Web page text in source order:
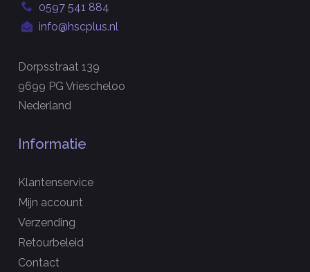
0597 541 884
info@hscplus.nl
Dorpsstraat 139
9699 PG Vriescheloo
Nederland
Informatie
Klantenservice
Mijn account
Verzending
Retourbeleid
Contact